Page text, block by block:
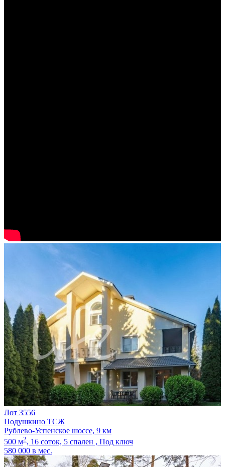
Лот 3556
Подушкино ТСЖ
Рублево-Успенское шоссе, 9 км
500 м2, 16 соток, 5 спален , Под ключ
580 000 в мес.